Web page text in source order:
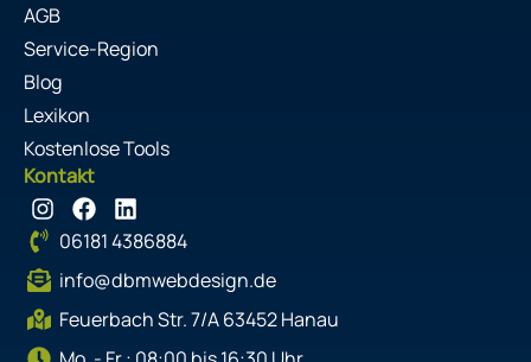
AGB
Service-Region
Blog
Lexikon
Kostenlose Tools
Kontakt
I
n
s
t
a
g
r
F
a
c
e
b
o
L
i
n
k
e
d
06181 4386884
info@dbmwebdesign.de
Feuerbach Str. 7/A 63452 Hanau